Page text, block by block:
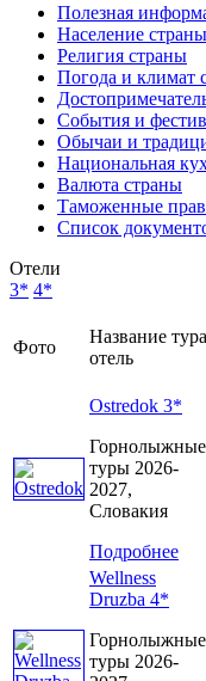
Полезная
Население страны
Религия страны
Погода и климат
События и
Обычаи и
Национальная
Валюта страны
Таможенные
Список
Отели
3* 4*
Фото
Название
отель
Ostredok 3*
Горнолыжные
туры 2026-
2027,
Словакия
Подробнее
Wellness
Druzba 4*
Горнолыжные
туры 2026-